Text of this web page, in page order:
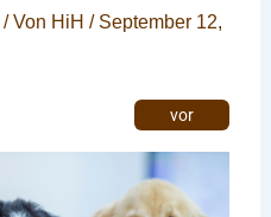
/ Von HiH / September 12,